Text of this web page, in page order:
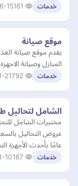
خدمات 15
موقع صيانة
يقدم موقع صيانة
المنازل وصيانة الاحهزة
خدمات 21
الشامل لتحاليل
مختبرات الشامل
عامًا بأحدث الأجهزة
خدمات 10